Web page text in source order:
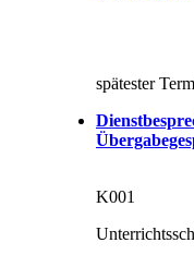
spätester
K001